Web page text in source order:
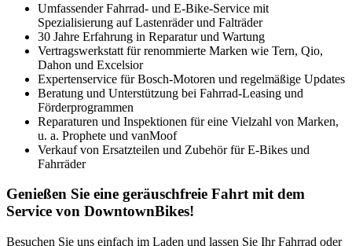
Umfassender Fahrrad- und E-Bike-Service mit
Spezialisierung auf Lastenräder und Falträder
30 Jahre Erfahrung in Reparatur und Wartung
Vertragswerkstatt für renommierte Marken wie Tern, Qio,
Dahon und Excelsior
Expertenservice für Bosch-Motoren und regelmäßige Updates
Beratung und Unterstützung bei Fahrrad-Leasing und
Förderprogrammen
Reparaturen und Inspektionen für eine Vielzahl von Marken,
u. a. Prophete und vanMoof
Verkauf von Ersatzteilen und Zubehör für E-Bikes und
Fahrräder
Genießen Sie eine geräuschfreie Fahrt mit dem
Service von DowntownBikes!
Besuchen Sie uns einfach im Laden und lassen Sie Ihr Fahrrad oder